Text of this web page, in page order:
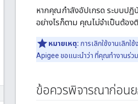
หากคุณกำลังอัปเกรด ระบบปฏิ
อย่างไรก็ตาม คุณไม่จำเป็นต้อ
หมายเหตุ: การเลิกใช้งานเลิก
Apigee ขอแนะนำว่า ที่คุณทำงานร่ว
ข้อควรพิจารณาก่อน